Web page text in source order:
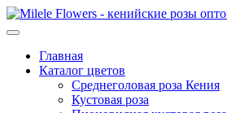
Главная
Каталог цветов
Среднеголовая роза Кения
Кустовая роза